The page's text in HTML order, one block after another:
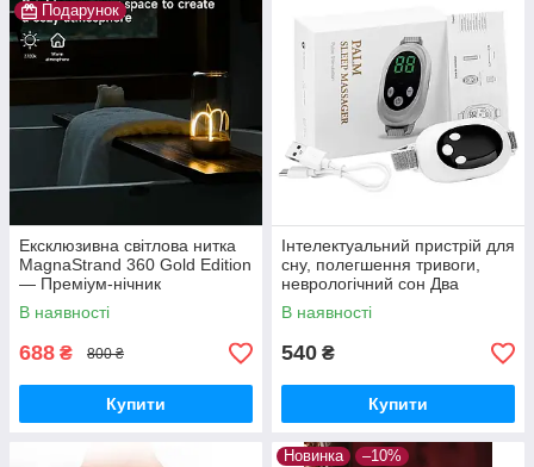
Подарунок
Ексклюзивна світлова нитка
MagnaStrand 360 Gold Edition
— Преміум-нічник
трансформер, дизайнерська
LED-лампа
В наявності
688 ₴ 800 ₴
Купити
Інтелектуальний пристрій для
сну, полегшення тривоги,
неврологічний сон Два
режими, 20 рівнів
інтенсивності
В наявності
540 ₴
Купити
Новинка –10%